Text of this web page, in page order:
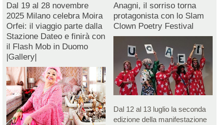
Dal 19 al 28 novembre
2025 Milano celebra Moira
Orfei: il viaggio parte dalla
Stazione Dateo e finirà con
il Flash Mob in Duomo
|Gallery|
Anagni, il sorriso torna
protagonista con lo Slam
Clown Poetry Festival
Dal 12 al 13 luglio la seconda
edizione della manifestazione